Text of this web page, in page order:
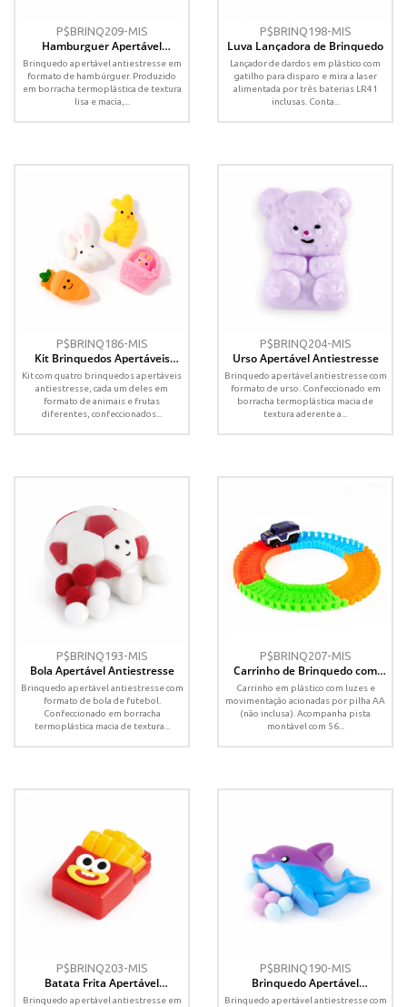
P$BRINQ209-MIS
Hamburguer Apertável
Antiestresse
Brinquedo apertável antiestresse em
formato de hambúrguer. Produzido
em borracha termoplástica de textura
lisa e macia,...
P$BRINQ198-MIS
Luva Lançadora de Brinquedo
Lançador de dardos em plástico com
gatilho para disparo e mira a laser
alimentada por três baterias LR41
inclusas. Conta...
P$BRINQ186-MIS
Kit Brinquedos Apertáveis
Antiestresse 4 Peças
Kit com quatro brinquedos apertáveis
antiestresse, cada um deles em
formato de animais e frutas
diferentes, confeccionados...
P$BRINQ204-MIS
Urso Apertável Antiestresse
Brinquedo apertável antiestresse com
formato de urso. Confeccionado em
borracha termoplástica macia de
textura aderente a...
P$BRINQ193-MIS
Bola Apertável Antiestresse
Brinquedo apertável antiestresse com
formato de bola de futebol.
Confeccionado em borracha
termoplástica macia de textura...
P$BRINQ207-MIS
Carrinho de Brinquedo com
Pista
Carrinho em plástico com luzes e
movimentação acionadas por pilha AA
(não inclusa). Acompanha pista
montável com 56...
P$BRINQ203-MIS
Batata Frita Apertável
Antiestresse
Brinquedo apertável antiestresse em
P$BRINQ190-MIS
Brinquedo Apertável
Antiestresse
Brinquedo apertável antiestresse com